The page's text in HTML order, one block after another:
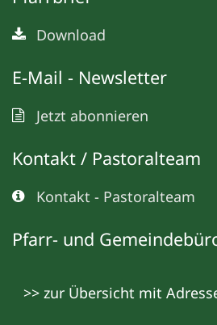
Download
E-Mail - Newsletter
Jetzt abonnieren
Kontakt / Pastoralteam
Kontakt - Pastoralteam
Pfarr- und
>> zur Übersicht mit